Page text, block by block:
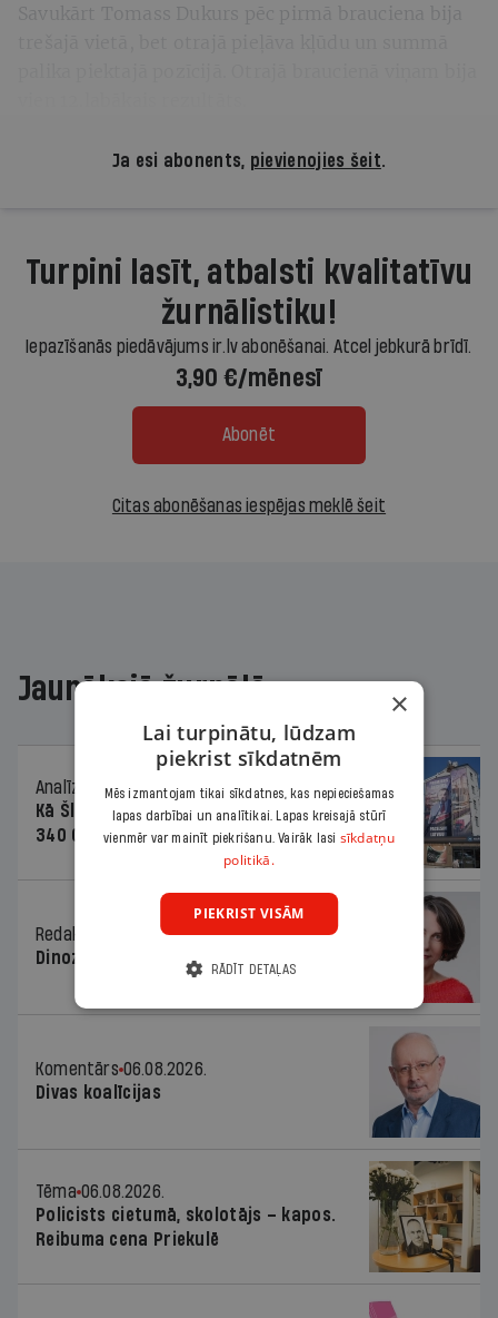
Savukārt Tomass Dukurs pēc pirmā brauciena bija
Ja esi abonents, pievienojies šeit.
Turpini lasīt, atbalsti kvalitatīvu
žurnālistiku!
Iepazīšanās piedāvājums ir.lv abonēšanai. Atcel jebkurā brīdī.
3,90 €/mēnesī
Abonēt
Citas abonēšanas iespējas meklē šeit
Jaunākajā žurnālā
Analīze
06.08.2026.
Kā Šlesera partija palika nesodīta par
340 000 vērtu reklāmas kampaņu
Redaktores sleja
06.08.2026.
Dinozaura triks
Komentārs 06.08.2026.
Divas koalīcijas
Tēma 06.08.2026.
Policists cietumā, skolotājs – kapos.
Reibuma cena Priekulē
×
Lai turpinātu, lūdzam
piekrist sīkdatnēm
Mēs izmantojam tikai sīkdatnes, kas nepieciešamas
lapas darbībai un analītikai. Lapas kreisajā stūrī
vienmēr var mainīt piekrišanu. Vairāk lasi sīkdatņu
politikā.
PIEKRIST VISĀM
RĀDĪT DETAĻAS